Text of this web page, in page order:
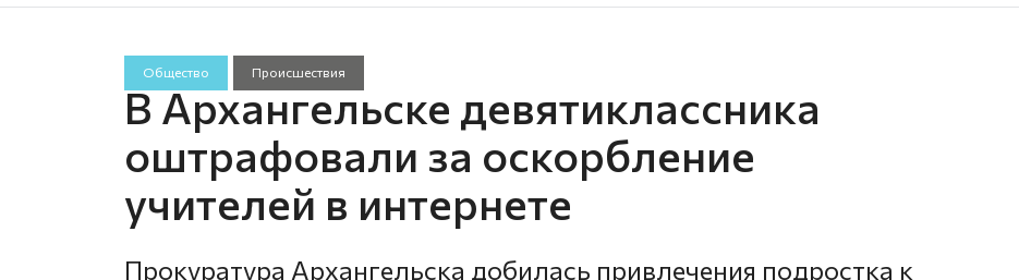
Общество Происшествия
В Архангельске девятиклассника
оштрафовали за оскорбление
учителей в интернете
Прокуратура Архангельска добилась привлечения подростка к